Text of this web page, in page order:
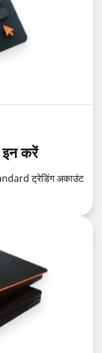
इन करें
ट्रेडिंग अकाउंट